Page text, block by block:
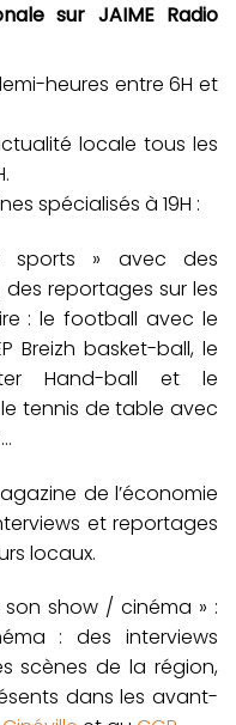
sur JAIME Radio
heures entre 6H et
locale tous les
spécialisés à 19H :
sports » avec des
reportages sur les
: le football avec le
Breizh basket-ball, le
Hand-ball et le
tennis de table avec
de l’économie
et reportages
locaux.
son show / cinéma » :
: des interviews
scènes de la région,
dans les avant-